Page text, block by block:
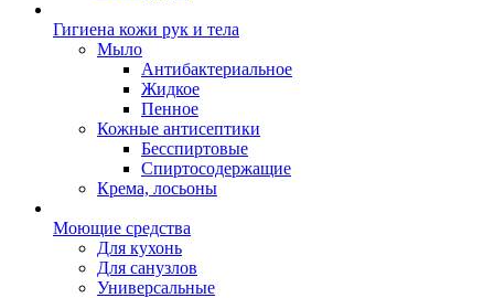
Гигиена кожи рук и тела
Мыло
Антибактериальное
Жидкое
Пенное
Кожные антисептики
Бесспиртовые
Cпиртосодержащие
Крема, лосьоны
Моющие средства
Для кухонь
Для санузлов
Универсальные